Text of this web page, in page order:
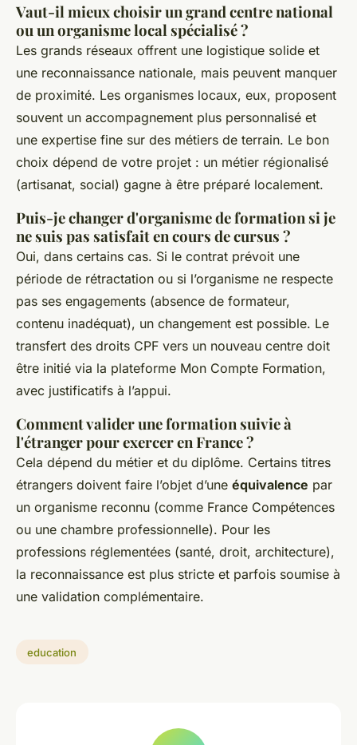
Vaut-il mieux choisir un grand centre national
ou un organisme local spécialisé ?
Les grands réseaux offrent une logistique solide et
une reconnaissance nationale, mais peuvent manquer
de proximité. Les organismes locaux, eux, proposent
souvent un accompagnement plus personnalisé et
une expertise fine sur des métiers de terrain. Le bon
choix dépend de votre projet : un métier régionalisé
(artisanat, social) gagne à être préparé localement.
Puis-je changer d'organisme de formation si je
ne suis pas satisfait en cours de cursus ?
Oui, dans certains cas. Si le contrat prévoit une
période de rétractation ou si l’organisme ne respecte
pas ses engagements (absence de formateur,
contenu inadéquat), un changement est possible. Le
transfert des droits CPF vers un nouveau centre doit
être initié via la plateforme Mon Compte Formation,
avec justificatifs à l’appui.
Comment valider une formation suivie à
l'étranger pour exercer en France ?
Cela dépend du métier et du diplôme. Certains titres
étrangers doivent faire l’objet d’une équivalence par
un organisme reconnu (comme France Compétences
ou une chambre professionnelle). Pour les
professions réglementées (santé, droit, architecture),
la reconnaissance est plus stricte et parfois soumise à
une validation complémentaire.
education